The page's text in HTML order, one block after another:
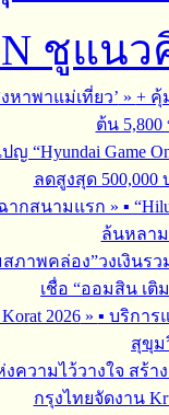
ชูแนว
หาพาแม่เที่ยว’ » + คุ้
ต้น
Game
ลดสูงสุด 500,000
ากสนามแรก » ▪︎
ล้นหลาม
าพคล่อง”วงเงินรว
เชื่อ “ออมสิน เติ
2026» ▪︎ บริกา
สุขุม
ความไว้วางใจ สร้
กรุงไทยจัดงาน